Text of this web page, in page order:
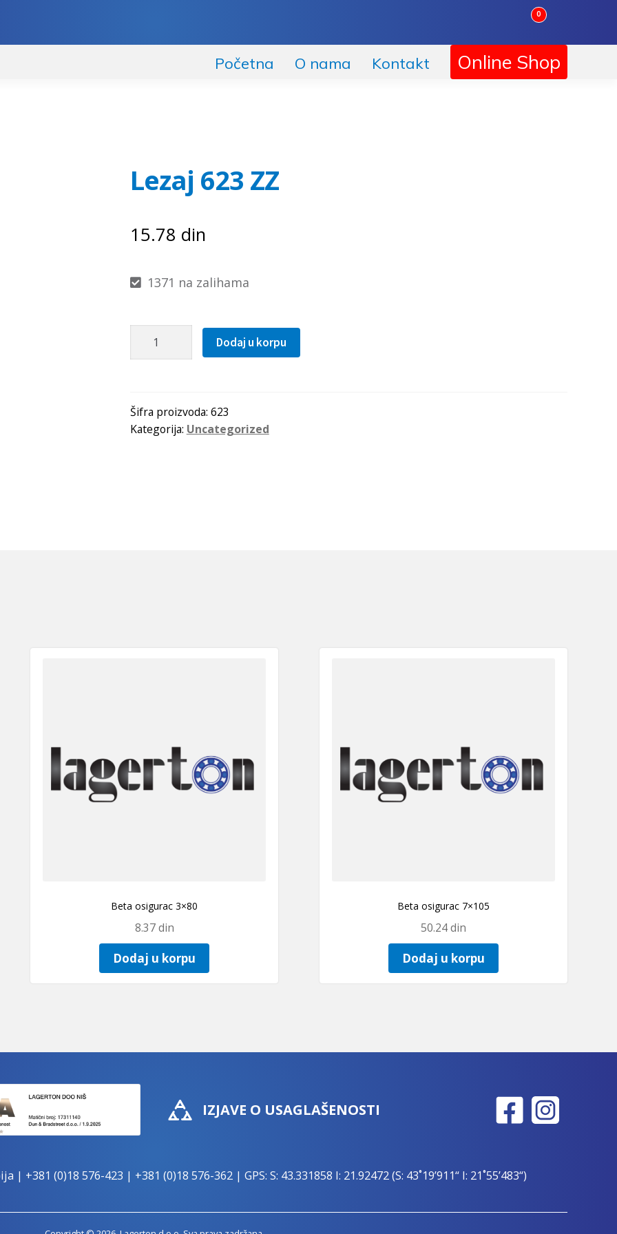
0
Početna O nama Kontakt Online Shop
Lezaj 623 ZZ
15.78 din
1371 na zalihama
Lezaj
Dodaj u korpu
Šifra proizvoda: 623
Kategorija: Uncategorized
Beta osigurac 3×80
8.37din
Dodaj u korpu
Beta osigurac 7×105
50.24din
Dodaj u korpu
IZJAVE O USAGLAŠENOSTI
| +381 (0)18 576-423 | +381 (0)18 576-362 | GPS: S: 43.331858 I: 21.92472 (S: 43˚19’911“ I: 21˚55’483“)